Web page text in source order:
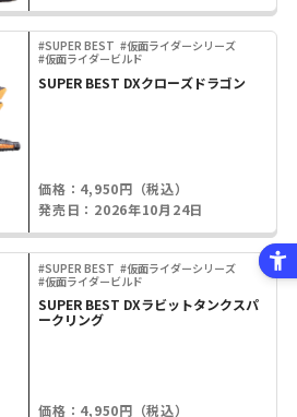
#SUPER BEST #仮面ライダーシリーズ
#仮面ライダービルド
SUPER BEST DXクローズドラゴン
価格：4,950円（税込）
発売日：2026年10月24日
#SUPER BEST #仮面ライダーシリーズ
#仮面ライダービルド
SUPER BEST DXラビットタンクスパ
ークリング
価格：4,950円（税込）